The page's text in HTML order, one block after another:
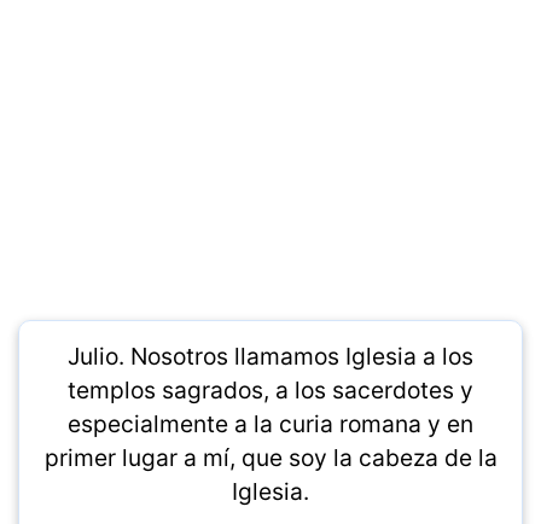
Julio. Nosotros llamamos Iglesia a los
templos sagrados, a los sacerdotes y
especialmente a la curia romana y en
primer lugar a mí, que soy la cabeza de la
Iglesia.